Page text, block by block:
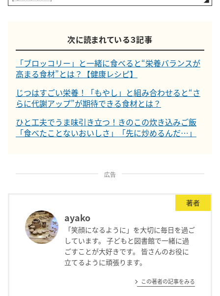
次に読まれている３記事
「ブロッコリー」と一緒に食べると“栄養バランスが
高まる食材”とは？【健康レシピ】
じつはすごい栄養！「もやし」と組み合わせると“さ
らに代謝アップ”が期待できる食材とは？
ひと工夫でうま味引き立つ！きのこの炊き込みご飯
「食べたことないおいしさ」「先に炒めるんだ…」
広告
著者
ayako
「笑顔になるように」を大切に毎日を過ご
しています。 子どもと図書館で一緒に過
ごすことが大好きです。 皆さんのお役に
立てるように頑張ります。
この著者の記事をみる